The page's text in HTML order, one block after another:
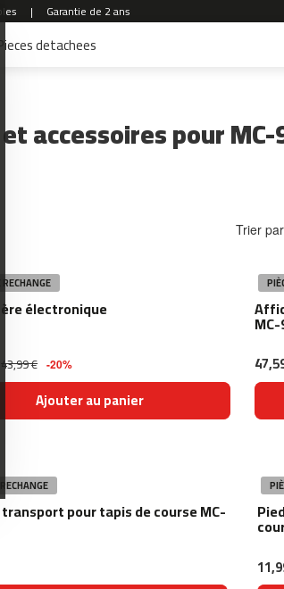
| Garantie de 2 ans
detachees
accessoires pour
Trier
RECHANGE
électronique
43,99 € -20%
Ajouter au panier
RECHANGE
pour tapis de course MC-